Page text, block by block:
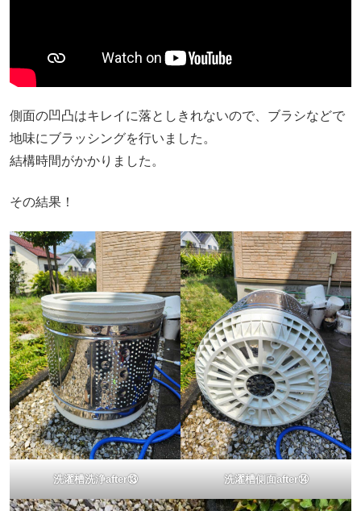
側面の凹凸はキレイに落としきれないので、ブラシなどで
地味にブラッシングを行いました。
結構時間がかかりました。
その結果！
洗濯槽洗浄after⑬ 洗濯槽側面after⑭